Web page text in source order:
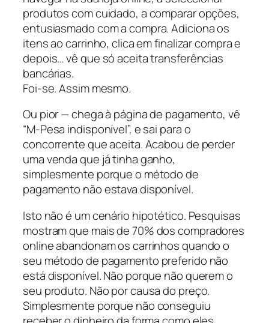
produtos com cuidado, a comparar opções,
entusiasmado com a compra. Adiciona os
itens ao carrinho, clica em finalizar compra e
depois… vê que só aceita transferências
bancárias.
Foi-se. Assim mesmo.
Ou pior — chega à página de pagamento, vê
“M-Pesa indisponível”, e sai para o
concorrente que aceita. Acabou de perder
uma venda que já tinha ganho,
simplesmente porque o método de
pagamento não estava disponível.
Isto não é um cenário hipotético. Pesquisas
mostram que mais de 70% dos compradores
online abandonam os carrinhos quando o
seu método de pagamento preferido não
está disponível. Não porque não querem o
seu produto. Não por causa do preço.
Simplesmente porque não conseguiu